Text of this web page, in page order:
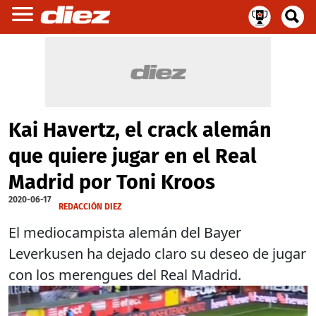
Kai Havertz, el crack alemán
que quiere jugar en el Real
Madrid por Toni Kroos
2020-06-17
REDACCIÓN DIEZ
El mediocampista alemán del Bayer
Leverkusen ha dejado claro su deseo de jugar
con los merengues del Real Madrid.